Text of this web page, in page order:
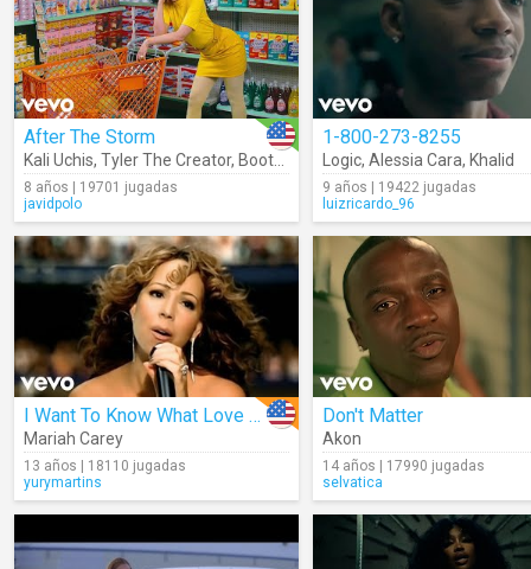
After The Storm
Kali Uchis, Tyler The Creator, Bootsy Collins
8 años | 19701 jugadas
javidpolo
1-800-273-8255
Logic, Alessia Cara, Khalid
9 años | 19422 jugadas
luizricardo_96
I Want To Know What Love Is (Cover)
Mariah Carey
13 años | 18110 jugadas
yurymartins
Don't Matter
Akon
14 años | 17990 jugadas
selvatica